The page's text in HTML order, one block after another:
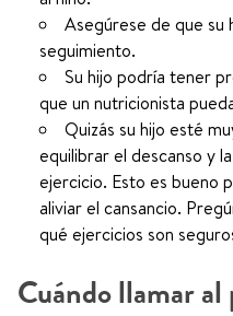
Asegúrese de que su
seguimiento.
Su hijo podría tener
que un nutricionista
Quizás su hijo esté
equilibrar el descanso y
ejercicio. Esto es bueno
aliviar el cansancio.
qué ejercicios son
Cuándo llamar al